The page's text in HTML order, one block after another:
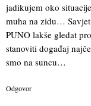
jadikujem oko
muha na zidu…
PUNO lakše gledat
stanoviti događaj
smo na suncu…
Odgovor